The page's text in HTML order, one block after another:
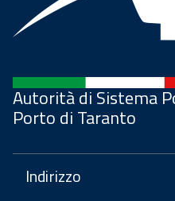
Autorità di Sistema
Porto di Taranto
Indirizzo